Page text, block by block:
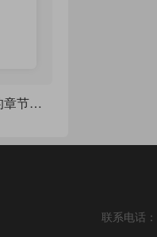
TiKZ 制作一个别致的章节样式
联系电话：